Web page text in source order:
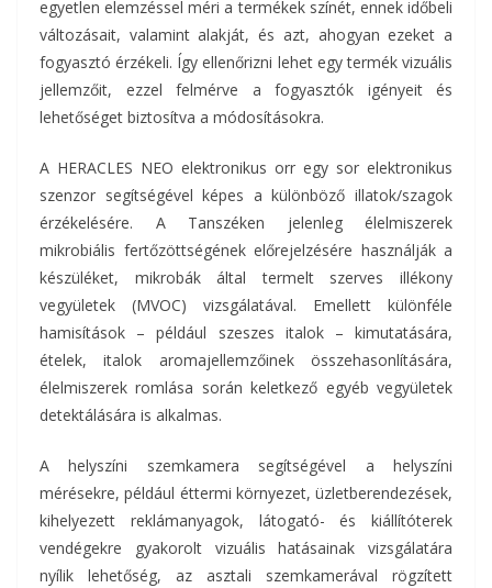
egyetlen elemzéssel méri a termékek színét, ennek időbeli
változásait, valamint alakját, és azt, ahogyan ezeket a
fogyasztó érzékeli. Így ellenőrizni lehet egy termék vizuális
jellemzőit, ezzel felmérve a fogyasztók igényeit és
lehetőséget biztosítva a módosításokra.
A HERACLES NEO elektronikus orr egy sor elektronikus
szenzor segítségével képes a különböző illatok/szagok
érzékelésére. A Tanszéken jelenleg élelmiszerek
mikrobiális fertőzöttségének előrejelzésére használják a
készüléket, mikrobák által termelt szerves illékony
vegyületek (MVOC) vizsgálatával. Emellett különféle
hamisítások – például szeszes italok – kimutatására,
ételek, italok aromajellemzőinek összehasonlítására,
élelmiszerek romlása során keletkező egyéb vegyületek
detektálására is alkalmas.
A helyszíni szemkamera segítségével a helyszíni
mérésekre, például éttermi környezet, üzletberendezések,
kihelyezett reklámanyagok, látogató- és kiállítóterek
vendégekre gyakorolt vizuális hatásainak vizsgálatára
nyílik lehetőség, az asztali szemkamerával rögzített